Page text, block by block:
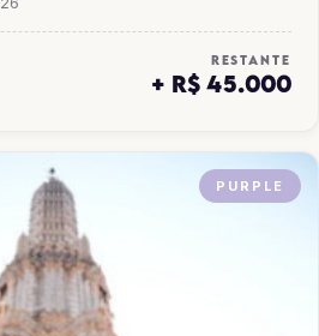
RESTANTE
+ R$ 45.000
PURPLE